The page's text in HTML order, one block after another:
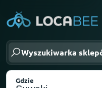
Wyszukiwarka
Gdzie